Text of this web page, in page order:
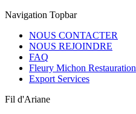
Navigation Topbar
NOUS CONTACTER
NOUS REJOINDRE
FAQ
Fleury Michon Restauration
Export Services
Fil d'Ariane